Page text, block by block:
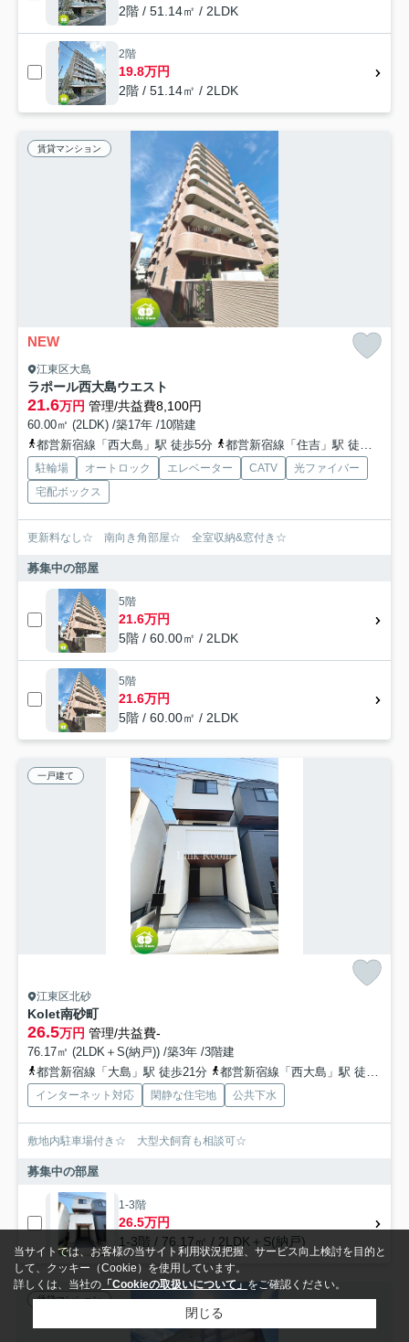
2階 / 51.14㎡ / 2LDK
2階
19.8万円
2階 / 51.14㎡ / 2LDK
賃貸マンション
NEW
江東区大島
ラポール西大島ウエスト
21.6万円 管理/共益費8,100円
60.00㎡ (2LDK) /築17年 /10階建
都営新宿線「西大島」駅 徒歩5分
都営新宿線「住吉」駅 徒歩14分
駐輪場 オートロック エレベーター CATV
光ファイバー
宅配ボックス
更新料なし☆ 南向き角部屋☆ 全室収納&窓付き☆
募集中の部屋
5階
21.6万円
5階 / 60.00㎡ / 2LDK
5階
21.6万円
5階 / 60.00㎡ / 2LDK
一戸建て
江東区北砂
Kolet南砂町
26.5万円 管理/共益費-
76.17㎡ (2LDK＋S(納戸)) /築3年 /3階建
都営新宿線「大島」駅 徒歩21分
都営新宿線「西大島」駅 徒歩29分
インターネット対応 閑静な住宅地 公共下水
敷地内駐車場付き☆ 大型犬飼育も相談可☆
募集中の部屋
1-3階
26.5万円
1-3階 / 76.17㎡ / 2LDK＋S(納戸)
賃貸マンション
当サイトでは、お客様の当サイト利用状況把握、サービス向上検討を目的と
して、クッキー（Cookie）を使用しています。
詳しくは、当社の 「Cookieの取扱いについて」をご確認ください。
閉じる